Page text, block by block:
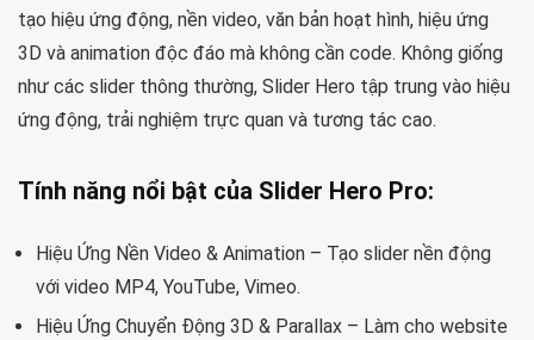
tạo hiệu ứng động, nền video, văn bản hoạt hình, hiệu ứng
3D và animation độc đáo mà không cần code. Không giống
như các slider thông thường, Slider Hero tập trung vào hiệu
ứng động, trải nghiệm trực quan và tương tác cao.
Tính năng nổi bật của Slider Hero Pro:
Hiệu Ứng Nền Video & Animation – Tạo slider nền động
với video MP4, YouTube, Vimeo.
Hiệu Ứng Chuyển Động 3D & Parallax – Làm cho website